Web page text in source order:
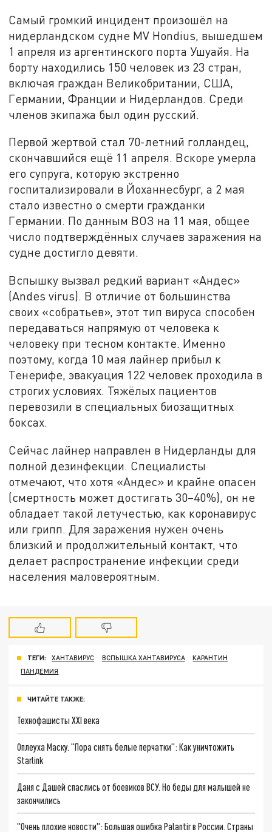
Самый громкий инцидент произошёл на
нидерландском судне MV Hondius, вышедшем
1 апреля из аргентинского порта Ушуайя. На
борту находились 150 человек из 23 стран,
включая граждан Великобритании, США,
Германии, Франции и Нидерландов. Среди
членов экипажа был один русский.
Первой жертвой стал 70-летний голландец,
скончавшийся ещё 11 апреля. Вскоре умерла
его супруга, которую экстренно
госпитализировали в Йоханнесбург, а 2 мая
стало известно о смерти гражданки
Германии. По данным ВОЗ на 11 мая, общее
число подтверждённых случаев заражения на
судне достигло девяти.
Вспышку вызвал редкий вариант «Андес»
(Andes virus). В отличие от большинства
своих «собратьев», этот тип вируса способен
передаваться напрямую от человека к
человеку при тесном контакте. Именно
поэтому, когда 10 мая лайнер прибыл к
Тенерифе, эвакуация 122 человек проходила в
строгих условиях. Тяжёлых пациентов
перевозили в специальных биозащитных
боксах.
Сейчас лайнер направлен в Нидерланды для
полной дезинфекции. Специалисты
отмечают, что хотя «Андес» и крайне опасен
(смертность может достигать 30–40%), он не
обладает такой летучестью, как коронавирус
или грипп. Для заражения нужен очень
близкий и продолжительный контакт, что
делает распространение инфекции среди
населения маловероятным.
ТЕГИ: ХАНТАВИРУС ВСПЫШКА ХАНТАВИРУСА
КАРАНТИН
ПАНДЕМИЯ
ЧИТАЙТЕ ТАКЖЕ:
Технофашисты XXI века
Оплеуха Маску. "Пора снять белые перчатки": Как уничтожить
Starlink
Даня с Дашей спаслись от боевиков ВСУ. Но беды для малышей не
закончились
"Очень плохие новости": Большая ошибка Palantir в России. Страны